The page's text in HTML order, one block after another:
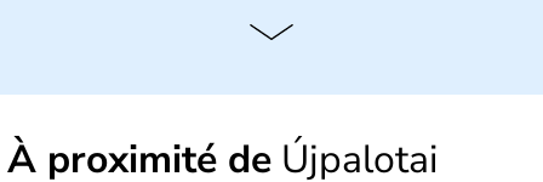
Histoire et administration
depuis 2004, la Hongrie est aussi appelée « pays magyar
pays dont la langue est bien-sûr le hongrois et la
monnaie le forint. Sa capitale s'appelle Budapest.
À proximité de Újpalotai